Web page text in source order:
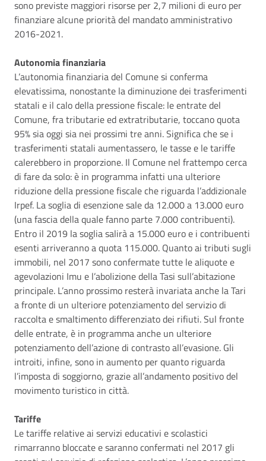
sono previste maggiori risorse per 2,7 milioni di euro per
finanziare alcune priorità del mandato amministrativo
2016-2021.
Autonomia finanziaria
L’autonomia finanziaria del Comune si conferma
elevatissima, nonostante la diminuzione dei trasferimenti
statali e il calo della pressione fiscale: le entrate del
Comune, fra tributarie ed extratributarie, toccano quota
95% sia oggi sia nei prossimi tre anni. Significa che se i
trasferimenti statali aumentassero, le tasse e le tariffe
calerebbero in proporzione. Il Comune nel frattempo cerca
di fare da solo: è in programma infatti una ulteriore
riduzione della pressione fiscale che riguarda l’addizionale
Irpef. La soglia di esenzione sale da 12.000 a 13.000 euro
(una fascia della quale fanno parte 7.000 contribuenti).
Entro il 2019 la soglia salirà a 15.000 euro e i contribuenti
esenti arriveranno a quota 115.000. Quanto ai tributi sugli
immobili, nel 2017 sono confermate tutte le aliquote e
agevolazioni Imu e l’abolizione della Tasi sull’abitazione
principale. L’anno prossimo resterà invariata anche la Tari
a fronte di un ulteriore potenziamento del servizio di
raccolta e smaltimento differenziato dei rifiuti. Sul fronte
delle entrate, è in programma anche un ulteriore
potenziamento dell’azione di contrasto all’evasione. Gli
introiti, infine, sono in aumento per quanto riguarda
l’imposta di soggiorno, grazie all’andamento positivo del
movimento turistico in città.
Tariffe
Le tariffe relative ai servizi educativi e scolastici
rimarranno bloccate e saranno confermati nel 2017 gli